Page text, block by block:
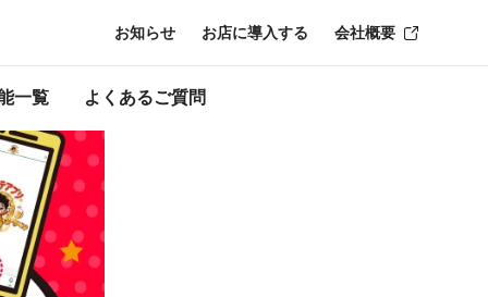
一覧 よくあるご質問
お知らせ お店に導入する 会社概要